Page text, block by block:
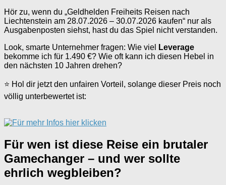
Hör zu, wenn du „Geldhelden Freiheits Reisen nach
Liechtenstein am 28.07.2026 – 30.07.2026 kaufen“ nur als
Ausgabenposten siehst, hast du das Spiel nicht verstanden.
Look, smarte Unternehmer fragen: Wie viel
Leverage
bekomme ich für 1.490 €? Wie oft kann ich diesen Hebel in
den nächsten 10 Jahren drehen?
⭐ Hol dir jetzt den unfairen Vorteil, solange dieser Preis noch
völlig unterbewertet ist:
Für wen ist diese Reise ein brutaler
Gamechanger – und wer sollte
ehrlich wegbleiben?